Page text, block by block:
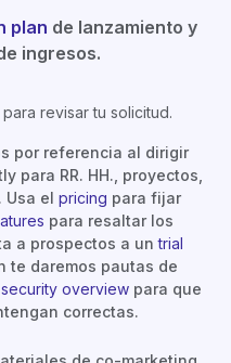
plan de lanzamiento y
ingresos.
revisar tu solicitud.
por referencia al dirigir
para RR. HH., proyectos,
Usa el pricing para fijar
para resaltar los
a prospectos a untrial
te daremos pautas de
security overviewpara que
correctas.